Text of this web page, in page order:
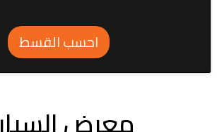
احسب القسط